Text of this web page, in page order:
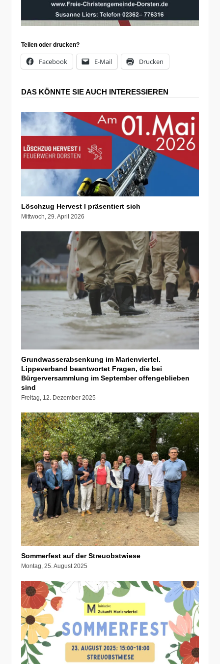
Teilen oder drucken?
Facebook E-Mail Drucken
DAS KÖNNTE SIE AUCH INTERESSIEREN
Löschzug Hervest I präsentiert sich
Mittwoch, 29. April 2026
Grundwasserabsenkung im Marienviertel.
Lippeverband beantwortet Fragen, die bei
Bürgerversammlung im September offengeblieben
sind
Freitag, 12. Dezember 2025
Sommerfest auf der Streuobstwiese
Montag, 25. August 2025